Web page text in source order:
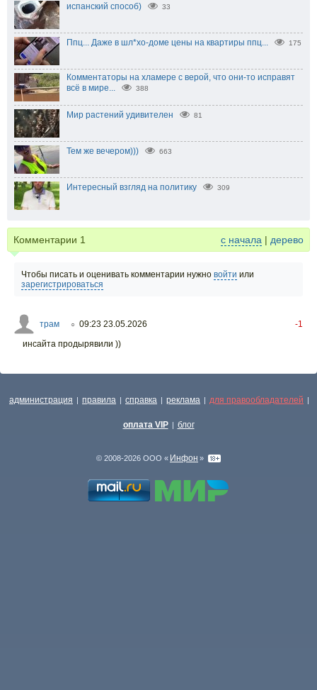
испанский способ) 33
Ппц... Даже в шл*хо-доме цены на квартиры ппц... 175
Комментаторы на хламере с верой, что они-то исправят
всё в мире...
388
Мир растений удивителен 81
Тем же вечером))) 663
Интересный взгляд на политику 309
Комментарии 1 с начала | дерево
Чтобы писать и оценивать комментарии нужно войти или
зарегистрироваться
трам ○ 09:23 23.05.2026
-1
инсайта продырявили ))
администрация | правила | справка | реклама | для правообладателей |
оплата VIP | блог
© 2008-2026 ООО « Инфон »